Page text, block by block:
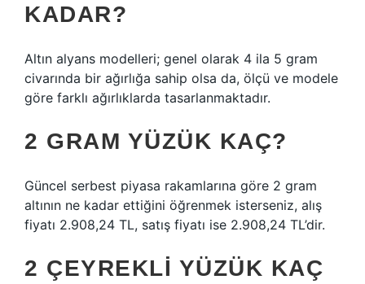
KADAR?
Altın alyans modelleri; genel olarak 4 ila 5 gram
civarında bir ağırlığa sahip olsa da, ölçü ve modele
göre farklı ağırlıklarda tasarlanmaktadır.
2 GRAM YÜZÜK KAÇ?
Güncel serbest piyasa rakamlarına göre 2 gram
altının ne kadar ettiğini öğrenmek isterseniz, alış
fiyatı 2.908,24 TL, satış fiyatı ise 2.908,24 TL’dir.
2 ÇEYREKLI YÜZÜK KAÇ